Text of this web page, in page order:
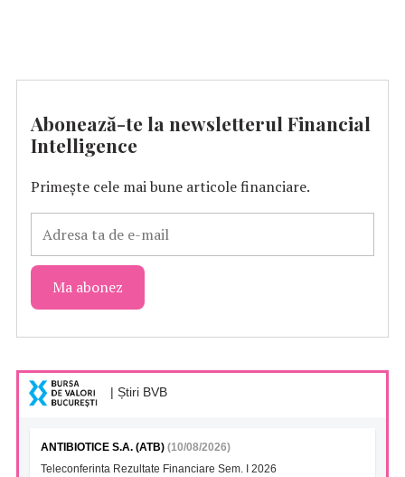
Abonează-te la newsletterul Financial
Intelligence
Primește cele mai bune articole financiare.
| Știri BVB
ANTIBIOTICE S.A. (ATB) (10/08/2026)
Teleconferinta Rezultate Financiare Sem. I 2026